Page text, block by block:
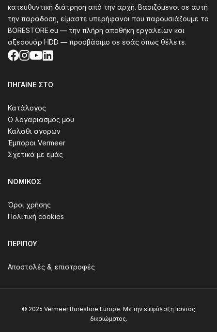
κατευθυντική διάτρηση από την αρχή. Βασιζόμενοι σε αυτή
την παράδοση, είμαστε υπερήφανοι που παρουσιάζουμε το
BORESTORE.eu — την πλήρη αποθήκη εργαλείων και
αξεσουάρ HDD — προσβάσιμο σε εσάς όπως θέλετε.
Facebook
Instagram
YouTube
LinkedIn
ΠΉΓΑΙΝΕ ΣΤΟ
Κατάλογος
Ο λογαριασμός μου
Καλάθι αγορών
Έμποροι Vermeer
Σχετικά με εμάς
ΝΟΜΙΚΌΣ
Όροι χρήσης
Πολιτική cookies
ΠΕΡΊΠΟΥ
Αποστολές &; επιστροφές
© 2026 Vermeer Borestore Europe. Με την επιφύλαξη παντός
δικαιώματος.